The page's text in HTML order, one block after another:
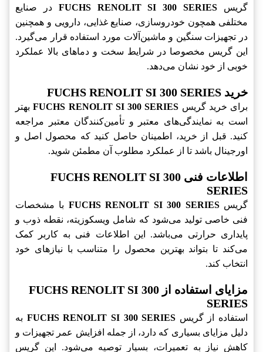
گریس FUCHS RENOLIT SI 300 SERIES در صنایع
مختلفی همچون خودروسازی، صنایع غذایی، دارویی و همچنین
در تجهیزات سنگین و ماشین‌آلات مورد استفاده قرار می‌گیرد.
این گریس مخصوصا در شرایط سخت و دماهای بالا عملکرد
خوبی از خود نشان می‌دهد.
خرید FUCHS RENOLIT SI 300 SERIES
برای خرید گریس FUCHS RENOLIT SI 300 SERIESبهتر
است به نمایندگی‌های معتبر و تأمین‌کنندگان معتبر مراجعه
کنید. قبل از خرید، اطمینان حاصل کنید که محصول اصل و
اورجینال باشد تا از عملکرد مطلوب آن مطمئن شوید.
اطلاعات فنی FUCHS RENOLIT SI 300
SERIES
گریسFUCHS RENOLIT SI 300 SERIES با مشخصات
فنی خاصی تولید می‌شود که شامل ویسکوزیته، نقطه ذوب و
پایداری حرارتی می‌باشد. این اطلاعات فنی به کاربر کمک
می‌کند تا بتواند بهترین محصول را متناسب با نیازهای خود
انتخاب کند.
مزایای استفاده از FUCHS RENOLIT SI 300
SERIES
استفاده از گریس FUCHS RENOLIT SI 300 SERIES به
دلیل مزایای بسیاری که دارد، از جمله افزایش عمر تجهیزات و
کاهش نیاز به تعمیرات، بسیار توصیه می‌شود. این گریس